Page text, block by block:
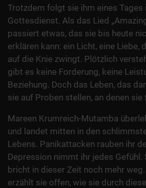
Trotzdem folgt sie ihm eines Tages
Gottesdienst. Als das Lied
passiert etwas, das sie bis heute
erklären kann: ein Licht, eine Liebe,
auf die Knie zwingt. Plötzlich
gibt es keine Forderung, keine
Beziehung. Doch das Leben, das
sie auf Proben stellen, an denen
Mareen Krumreich-Mutamba
und landet mitten in den
Lebens. Panikattacken rauben ihr
Depression nimmt ihr jedes Gefühl.
bricht in dieser Zeit noch mehr
erzählt sie offen, wie sie durch